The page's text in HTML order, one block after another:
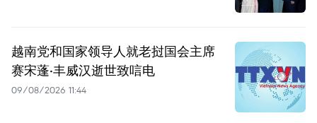
越南党和国家领导人就老挝国会主席
赛宋蓬·丰威汉逝世致唁电
09/08/2026 11:44